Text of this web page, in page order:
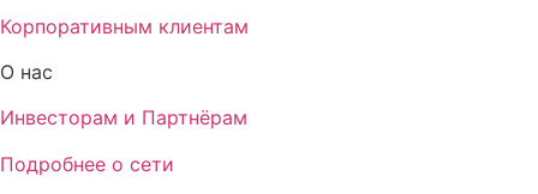
Корпоративным клиентам
О нас
Инвесторам и Партнёрам
Подробнее о сети